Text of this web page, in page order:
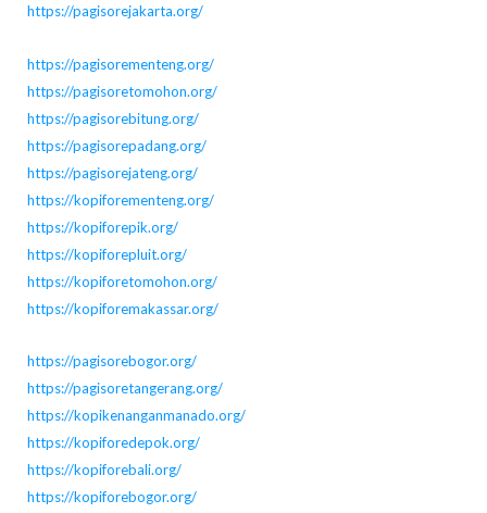
https://pagisorejakarta.org/
https://pagisorementeng.org/
https://pagisoretomohon.org/
https://pagisorebitung.org/
https://pagisorepadang.org/
https://pagisorejateng.org/
https://kopiforementeng.org/
https://kopiforepik.org/
https://kopiforepluit.org/
https://kopiforetomohon.org/
https://kopiforemakassar.org/
https://pagisorebogor.org/
https://pagisoretangerang.org/
https://kopikenanganmanado.org/
https://kopiforedepok.org/
https://kopiforebali.org/
https://kopiforebogor.org/